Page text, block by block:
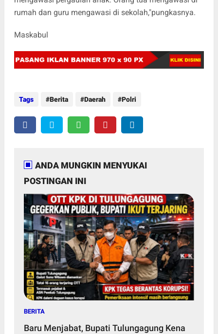
rumah dan guru mengawasi di sekolah,"pungkasnya.
Maskabul
Tags Berita Daerah Polri
ANDA MUNGKIN MENYUKAI
POSTINGAN INI
BERITA
Baru Menjabat, Bupati Tulungagung Kena